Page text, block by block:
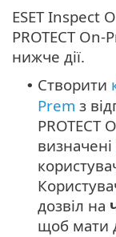
ESET Inspect
PROTECT
нижче дії.
• Створити
Prem з
PROTECT
визначені
дозвіл на
щоб мати